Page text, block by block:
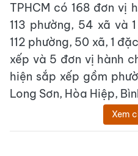
TPHCM có 168 đơn vị
113 phường, 54 xã và
112 phường, 50 xã, 1
xếp và 5 đơn vị hành
hiện sắp xếp gồm
Long Sơn, Hòa Hiệp,
Xem